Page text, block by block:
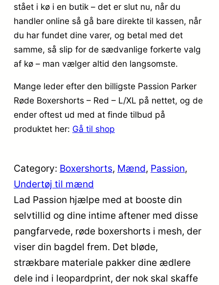
stået i kø i en butik – det er slut nu, når du
handler online så gå bare direkte til kassen, når
du har fundet dine varer, og betal med det
samme, så slip for de sædvanlige forkerte valg
af kø – man vælger altid den langsomste.
Mange leder efter den billigste Passion Parker
Røde Boxershorts – Red – L/XL på nettet, og de
ender oftest ud med at finde tilbud på
produktet her: Gå til shop
Category: Boxershorts, Mænd, Passion
Undertøj til mænd
Lad Passion hjælpe med at booste din
selvtillid og dine intime aftener med disse
pangfarvede, røde boxershorts i mesh, der
viser din bagdel frem. Det bløde,
strækbare materiale pakker dine ædlere
dele ind i leopardprint, der nok skal skaffe